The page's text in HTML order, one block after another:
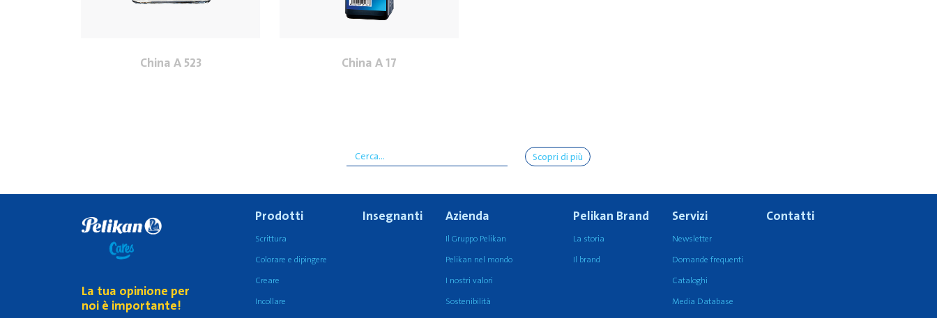
China A 523 China A 17
Scopri di più
La tua opinione per
noi è importante!
Prodotti
Scrittura
Colorare e dipingere
Creare
Incollare
Insegnanti Azienda
Il Gruppo Pelikan
Pelikan nel mondo
I nostri valori
Sostenibilità
Pelikan Brand
La storia
Il brand
Servizi
Newsletter
Domande frequenti
Cataloghi
Media Database
Contatti